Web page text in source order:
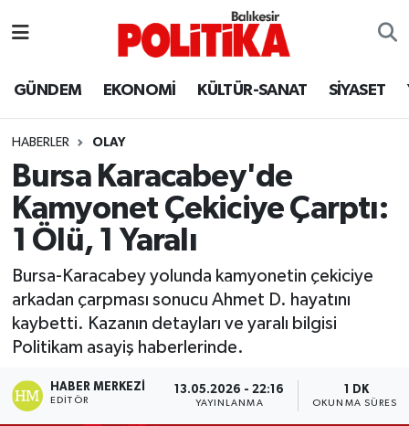
GÜNDEM EKONOMİ KÜLTÜR-SANAT SİYASET
HABERLER OLAY
Bursa Karacabey'de
Kamyonet Çekiciye Çarptı:
1 Ölü, 1 Yaralı
Bursa-Karacabey yolunda kamyonetin çekiciye
arkadan çarpması sonucu Ahmet D. hayatını
kaybetti. Kazanın detayları ve yaralı bilgisi
Politikam asayiş haberlerinde.
HABER MERKEZI
EDITÖR
13.05.2026 - 22:16
YAYINLANMA
1 DK
OKUNMA SÜRESI
Ayvalık
Bandırma
Bigadiç
BİYOGRAFİLER
Burhaniye
ÇEVRE
Balıkesir Hava Durumu
Balıkesir Namaz Vakitleri
Balıkesir Trafik Yoğunluk Haritası
Süper Lig Puan Durumu ve Fikstür
Tüm Manşetler
Son Dakika Haberleri
Haber Arşivi